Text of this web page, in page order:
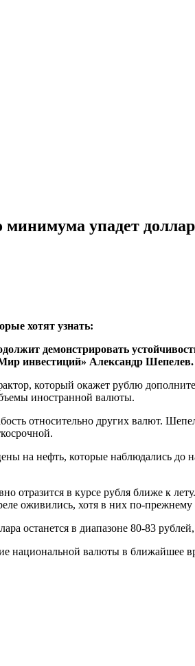
минимума упадет
хотят узнать:
демонстрировать
инвестиций» Александр Шепелев.
который окажет рублю
иностранной валюты.
относительно других валют.
на нефть, которые наблюдались до
отразится в курсе рубля ближе к
оживились, хотя в них по-прежнему
останется в диапазоне 80-83
национальной валюты в